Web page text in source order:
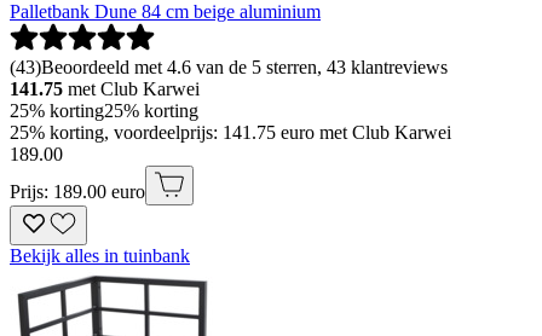
Palletbank Dune 84 cm beige aluminium
(43)Beoordeeld met 4.6 van de 5 sterren, 43 klantreviews
141.75 met Club Karwei
25% korting25% korting
25% korting, voordeelprijs: 141.75 euro met Club Karwei
189.00
Prijs: 189.00 euro
Bekijk alles in tuinbank